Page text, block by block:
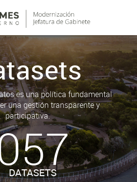
es una política fundamental
una gestión transparente y
participativa.
DATASETS